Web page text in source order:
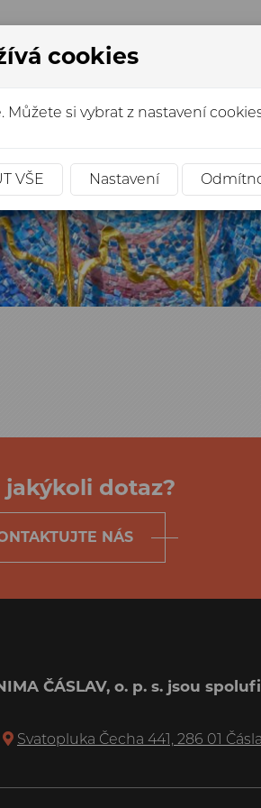
jakýkoli dotaz?
NÁS
ČÁSLAV, o. p. s. jsou
Svatopluka Čecha 441, 286 01
cookies
si vybrat z nastavení
VŠE Nastavení